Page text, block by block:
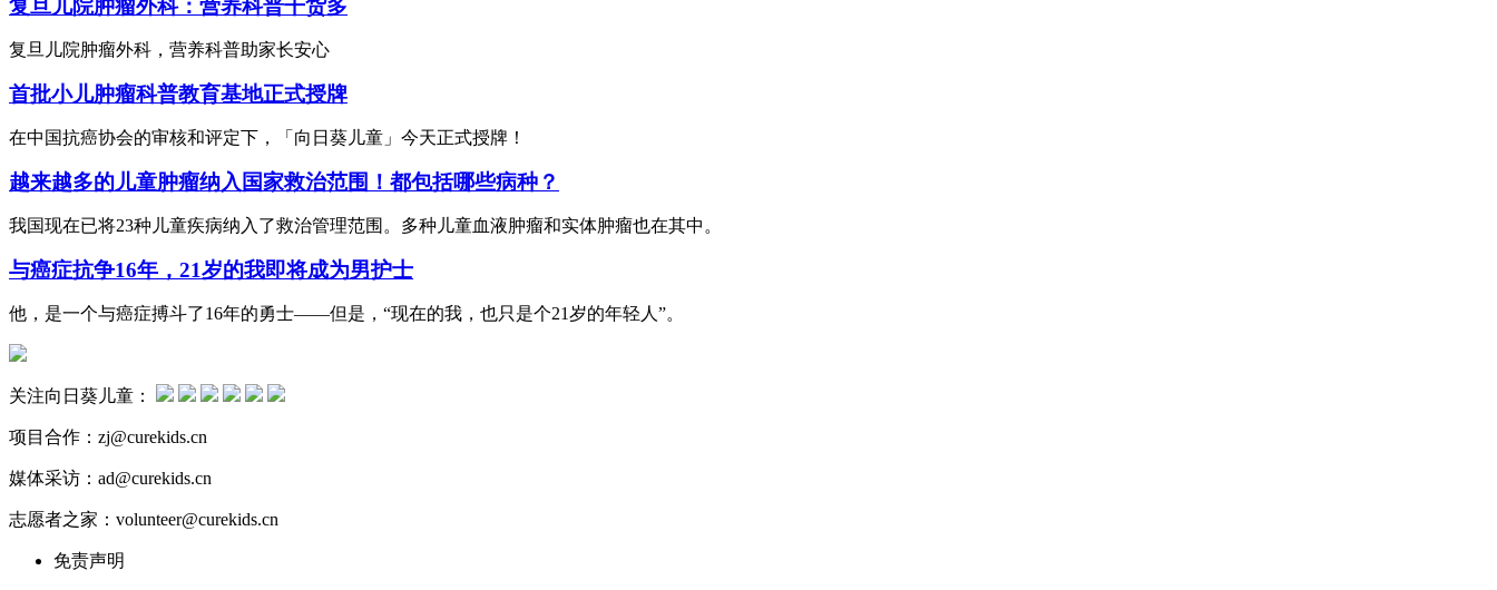
复旦儿院肿瘤外科：营养科普干货多
复旦儿院肿瘤外科，营养科普助家长安心
首批小儿肿瘤科普教育基地正式授牌
在中国抗癌协会的审核和评定下，「向日葵儿童」今天正式授牌！
越来越多的儿童肿瘤纳入国家救治范围！都包括哪些病种？
我国现在已将23种儿童疾病纳入了救治管理范围。多种儿童血液肿瘤和实体肿瘤也在其中。
与癌症抗争16年，21岁的我即将成为男护士
他，是一个与癌症搏斗了16年的勇士——但是，“现在的我，也只是个21岁的年轻人”。
关注向日葵儿童：
项目合作：zj@curekids.cn
媒体采访：ad@curekids.cn
志愿者之家：volunteer@curekids.cn
免责声明